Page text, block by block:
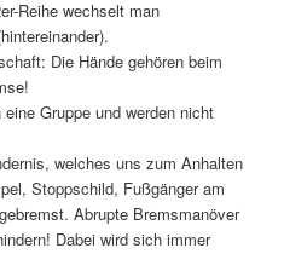
Reihe wechselt man
Die Hände gehören beim
Gruppe und werden nicht
welches uns zum Anhalten
Stoppschild, Fußgänger am
Abrupte Bremsmanöver
Dabei wird sich immer